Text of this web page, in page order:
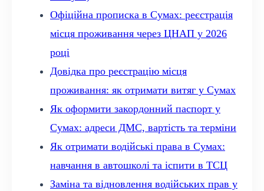
Офіційна прописка в Сумах: реєстрація
місця проживання через ЦНАП у 2026
році
Довідка про реєстрацію місця
проживання: як отримати витяг у Сумах
Як оформити закордонний паспорт у
Сумах: адреси ДМС, вартість та терміни
Як отримати водійські права в Сумах:
навчання в автошколі та іспити в ТСЦ
Заміна та відновлення водійських прав у